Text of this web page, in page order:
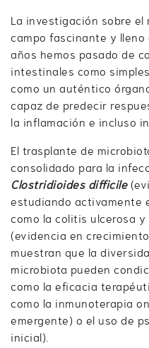
La investigación sobre
campo fascinante y lleno
años hemos pasado de
intestinales como
como un auténtico
capaz de predecir
la inflamación e incluso
El trasplante de
consolidado para la
Clostridioides difficile
estudiando activamente
como la colitis ulcerosa
(evidencia en
muestran que la
microbiota pueden
como la eficacia
como la inmunoterapia
emergente) o el uso de
inicial).